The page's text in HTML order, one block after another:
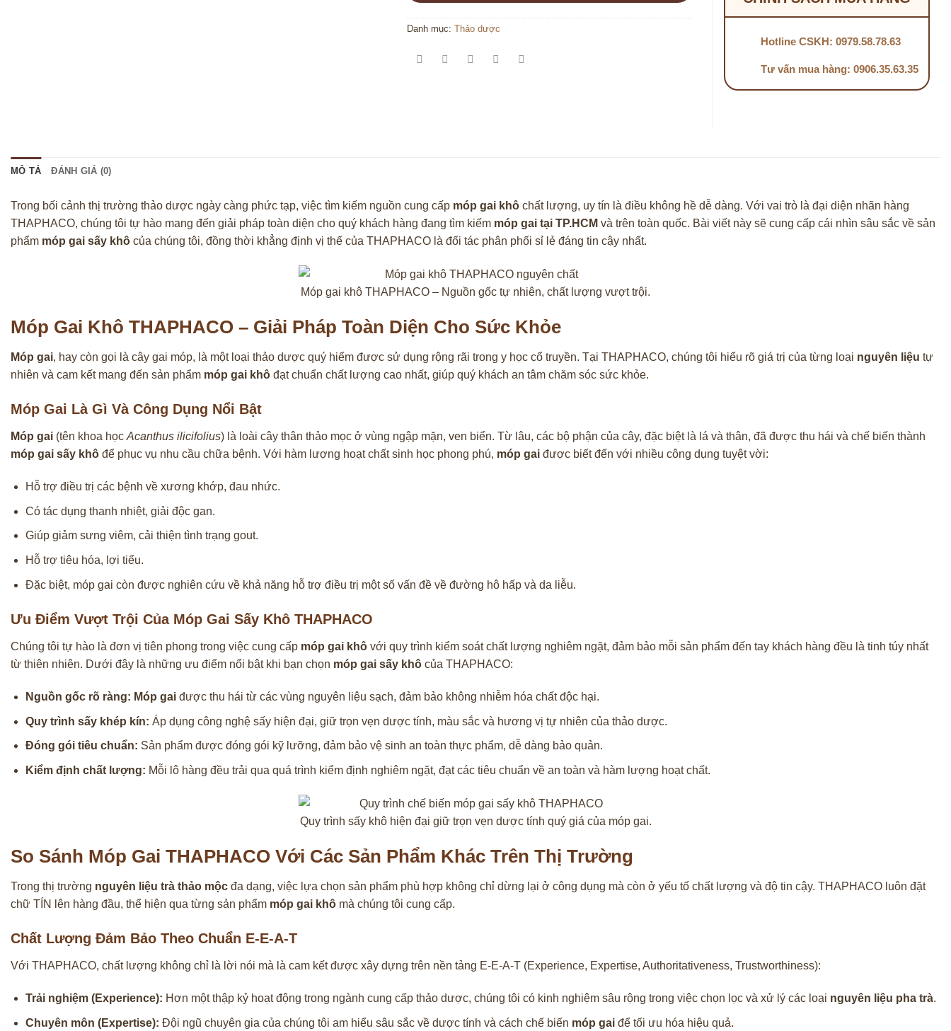
Danh mục: Thảo dược
Hotline CSKH: 0979.58.78.63
Tư vấn mua hàng: 0906.35.63.35
MÔ TẢ ĐÁNH GIÁ (0)
Trong bối cảnh thị trường thảo dược ngày càng phức tạp, việc tìm kiếm nguồn cung cấp móp gai khô chất lượng, uy tín là điều không hề dễ dàng. Với vai trò là đại diện nhãn hàng
THAPHACO, chúng tôi tự hào mang đến giải pháp toàn diện cho quý khách hàng đang tìm kiếm móp gai tại TP.HCM và trên toàn quốc. Bài viết này sẽ cung cấp cái nhìn sâu sắc về sản
phẩm móp gai sấy khô của chúng tôi, đồng thời khẳng định vị thế của THAPHACO là đối tác phân phối sỉ lẻ đáng tin cậy nhất.
Móp gai khô THAPHACO – Nguồn gốc tự nhiên, chất lượng vượt trội.
Móp Gai Khô THAPHACO – Giải Pháp Toàn Diện Cho Sức Khỏe
Móp gai, hay còn gọi là cây gai móp, là một loại thảo dược quý hiếm được sử dụng rộng rãi trong y học cổ truyền. Tại THAPHACO, chúng tôi hiểu rõ giá trị của từng loại nguyên liệu tự
nhiên và cam kết mang đến sản phẩm móp gai khô đạt chuẩn chất lượng cao nhất, giúp quý khách an tâm chăm sóc sức khỏe.
Móp Gai Là Gì Và Công Dụng Nổi Bật
Móp gai (tên khoa họcAcanthus ilicifolius) là loài cây thân thảo mọc ở vùng ngập mặn, ven biển. Từ lâu, các bộ phận của cây, đặc biệt là lá và thân, đã được thu hái và chế biến thành
móp gai sấy khô để phục vụ nhu cầu chữa bệnh. Với hàm lượng hoạt chất sinh học phong phú, móp gai được biết đến với nhiều công dụng tuyệt vời:
Hỗ trợ điều trị các bệnh về xương khớp, đau nhức.
Có tác dụng thanh nhiệt, giải độc gan.
Giúp giảm sưng viêm, cải thiện tình trạng gout.
Hỗ trợ tiêu hóa, lợi tiểu.
Đặc biệt, móp gai còn được nghiên cứu về khả năng hỗ trợ điều trị một số vấn đề về đường hô hấp và da liễu.
Ưu Điểm Vượt Trội Của Móp Gai Sấy Khô THAPHACO
Chúng tôi tự hào là đơn vị tiên phong trong việc cung cấp móp gai khô với quy trình kiểm soát chất lượng nghiêm ngặt, đảm bảo mỗi sản phẩm đến tay khách hàng đều là tinh túy nhất
từ thiên nhiên. Dưới đây là những ưu điểm nổi bật khi bạn chọn móp gai sấy khô của THAPHACO:
Nguồn gốc rõ ràng: Móp gaiđược thu hái từ các vùng nguyên liệu sạch, đảm bảo không nhiễm hóa chất độc hại.
Quy trình sấy khép kín: Áp dụng công nghệ sấy hiện đại, giữ trọn vẹn dược tính, màu sắc và hương vị tự nhiên của thảo dược.
Đóng gói tiêu chuẩn: Sản phẩm được đóng gói kỹ lưỡng, đảm bảo vệ sinh an toàn thực phẩm, dễ dàng bảo quản.
Kiểm định chất lượng: Mỗi lô hàng đều trải qua quá trình kiểm định nghiêm ngặt, đạt các tiêu chuẩn về an toàn và hàm lượng hoạt chất.
Quy trình sấy khô hiện đại giữ trọn vẹn dược tính quý giá của móp gai.
So Sánh Móp Gai THAPHACO Với Các Sản Phẩm Khác Trên Thị Trường
Trong thị trường nguyên liệu trà thảo mộc đa dạng, việc lựa chọn sản phẩm phù hợp không chỉ dừng lại ở công dụng mà còn ở yếu tố chất lượng và độ tin cậy. THAPHACO luôn đặt
chữ TÍN lên hàng đầu, thể hiện qua từng sản phẩm móp gai khô mà chúng tôi cung cấp.
Chất Lượng Đảm Bảo Theo Chuẩn E-E-A-T
Với THAPHACO, chất lượng không chỉ là lời nói mà là cam kết được xây dựng trên nền tảng E-E-A-T (Experience, Expertise, Authoritativeness, Trustworthiness):
Trải nghiệm (Experience): Hơn một thập kỷ hoạt động trong ngành cung cấp thảo dược, chúng tôi có kinh nghiệm sâu rộng trong việc chọn lọc và xử lý các loại nguyên liệu pha trà.
Chuyên môn (Expertise): Đội ngũ chuyên gia của chúng tôi am hiểu sâu sắc về dược tính và cách chế biến móp gaiđể tối ưu hóa hiệu quả.